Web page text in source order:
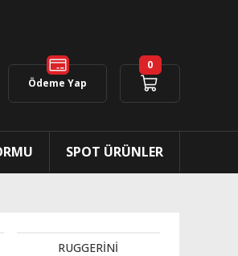
Ödeme Yap
0
SPOT ÜRÜNLER
RUGGERİNİ